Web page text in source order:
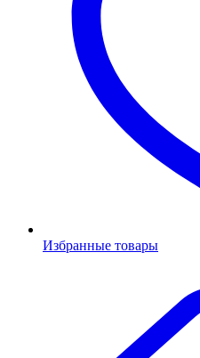
Избранные товары